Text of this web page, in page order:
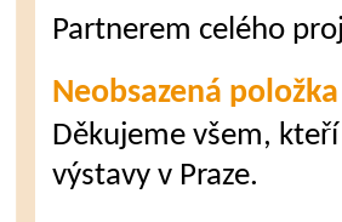
Partnerem celého
Neobsazená
Děkujeme všem,
výstavy v Praze.